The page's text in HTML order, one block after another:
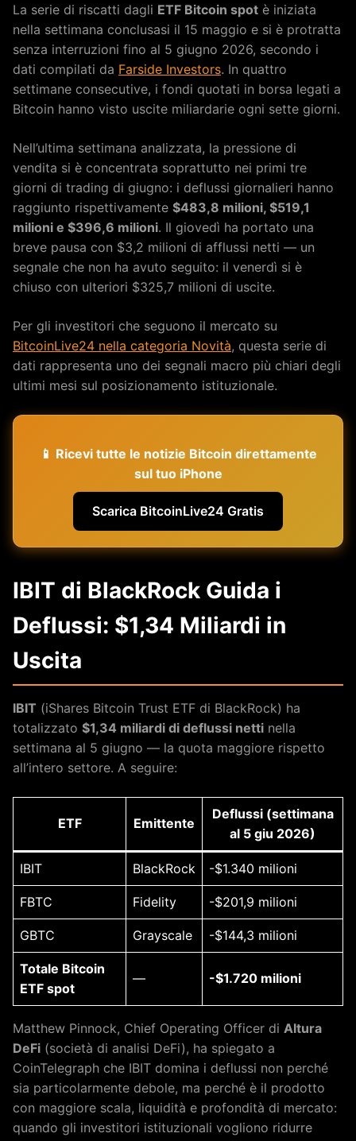
La serie di riscatti dagli ETF Bitcoin spot è iniziata
nella settimana conclusasi il 15 maggio e si è protratta
senza interruzioni fino al 5 giugno 2026, secondo i
dati compilati da Farside Investors. In quattro
settimane consecutive, i fondi quotati in borsa legati a
Bitcoin hanno visto uscite miliardarie ogni sette giorni.
Nell’ultima settimana analizzata, la pressione di
vendita si è concentrata soprattutto nei primi tre
giorni di trading di giugno: i deflussi giornalieri hanno
raggiunto rispettivamente $483,8 milioni, $519,1
milioni e $396,6 milioni. Il giovedì ha portato una
breve pausa con $3,2 milioni di afflussi netti — un
segnale che non ha avuto seguito: il venerdì si è
chiuso con ulteriori $325,7 milioni di uscite.
Per gli investitori che seguono il mercato su
BitcoinLive24 nella categoria Novità, questa serie di
dati rappresenta uno dei segnali macro più chiari degli
ultimi mesi sul posizionamento istituzionale.
📱 Ricevi tutte le notizie Bitcoin direttamente
sul tuo iPhone
Scarica BitcoinLive24 Gratis
IBIT di BlackRock Guida i
Deflussi: $1,34 Miliardi in
Uscita
IBIT (iShares Bitcoin Trust ETF di BlackRock) ha
totalizzato $1,34 miliardi di deflussi netti nella
settimana al 5 giugno — la quota maggiore rispetto
all’intero settore. A seguire:
ETF Emittente
Deflussi (settimana
al 5 giu 2026)
IBIT BlackRock -$1.340 milioni
FBTC Fidelity -$201,9 milioni
GBTC Grayscale -$144,3 milioni
Totale Bitcoin
ETF spot
— -$1.720 milioni
Matthew Pinnock, Chief Operating Officer di Altura
DeFi (società di analisi DeFi), ha spiegato a
CoinTelegraph che IBIT domina i deflussi non perché
sia particolarmente debole, ma perché è il prodotto
con maggiore scala, liquidità e profondità di mercato:
quando gli investitori istituzionali vogliono ridurre